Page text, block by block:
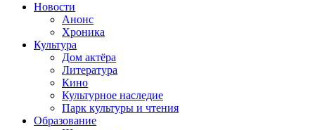
Новости
Анонс
Хроника
Культура
Дом актёра
Литература
Кино
Культурное наследие
Парк культуры и чтения
Образование